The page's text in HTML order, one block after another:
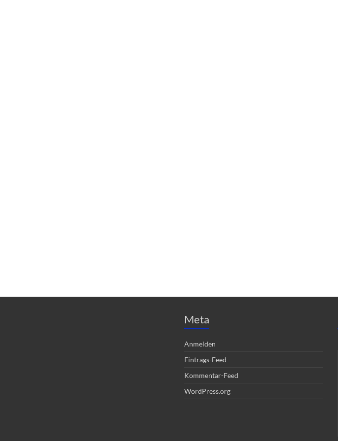
Meta
Anmelden
Eintrags-Feed
Kommentar-Feed
WordPress.org